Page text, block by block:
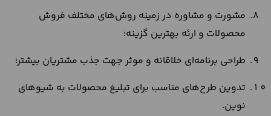
مشورت و مشاوره در زمینه روش‌های مختلف فروش
محصولات و ارئه بهترین گزینه؛
طراحی برنامه‌ای خلاقانه و موثر جهت جذب مشتریان بیشتر؛
تدوین طرح‌های مناسب برای تبلیغ محصولات به شیو‌های
نوین.